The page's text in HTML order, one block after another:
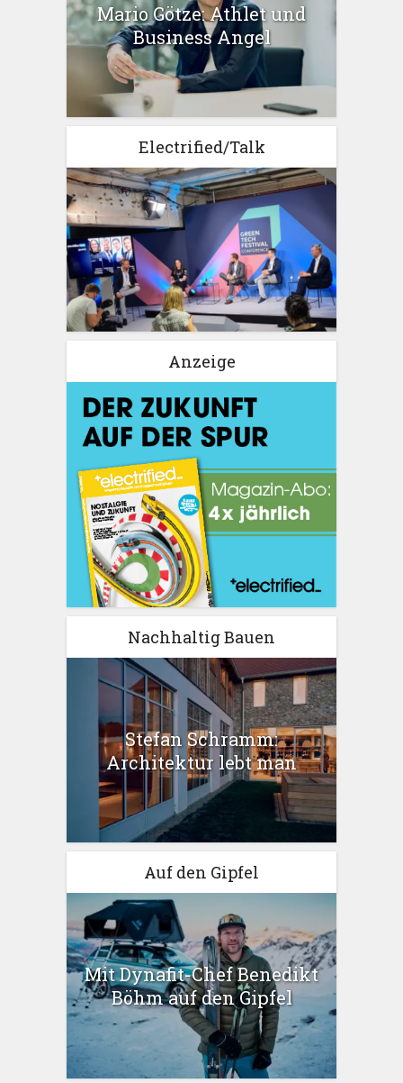
Mario Götze: Athlet und
Business Angel
Electrified/Talk
Anzeige
Nachhaltig Bauen
Stefan Schramm:
Architektur lebt man
Auf den Gipfel
Mit Dynafit-Chef Benedikt
Böhm auf den Gipfel